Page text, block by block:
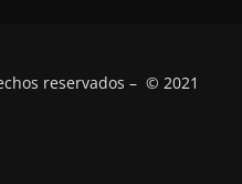
reservados – © 2021